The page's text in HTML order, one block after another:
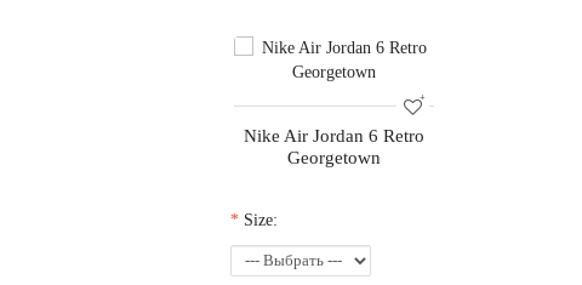
Nike Air Jordan 6 Retro
Georgetown
Size: